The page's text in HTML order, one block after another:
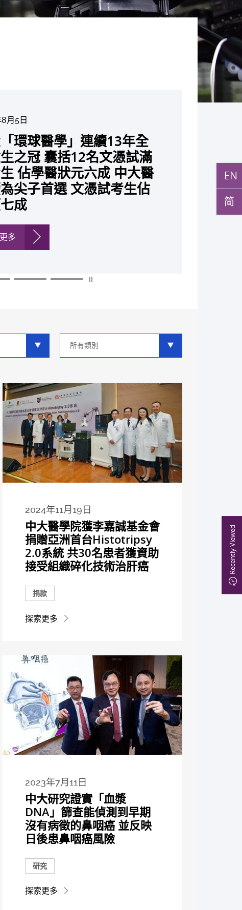
Recently Viewed
EN
简
月5日
環球醫學」連續13年全
之冠 囊括12名文憑試滿
佔學醫狀元六成 中大醫
尖子首選 文憑試考生佔
成
多
月27日
立嶄新 ITECH醫療科技
台 推動健康經濟分析及
療
發「AI-OCT」系統助測
斑水腫 假陽性轉介個案
成 縮短患者輪候診症時
多
秀娟教授獲頒中國工程界
譽「光華工程科技獎」
屆醫藥衞生領域唯一香港
多
設「香港中文大學鳳凰獎
嘉許公開試狀元 鼓勵學
走出課堂放眼世界 裝備
妙手仁醫
多
新一站式PGT-Plus方案
識傳統檢測中複雜基因異
點」 降低人工受孕流產
妊娠風險
多
月22日
現青光眼治療新靶點 小
證實可恢復七成視力 有
嶄新神經保護療法
多
月17日
功拆解肝癌免疫治療耐藥
揭一種免疫細胞具「除
」新功能助癌細胞耐藥性
多
月10日
多名全球專家共同牽頭跨
研究 逾半晚期ALK陽性
人七年無惡化 因特定基
而引起的肺癌有望變成
病」 患者可與病共存
多
月5日
授陳重娥獲頒「清野裕傑
獎」 成為本港首名學者
洲糖尿病教研最高榮譽
多
月2日
聚逾200位區域專家 探討
療保險如何推動全民健康
多
月19日
源津醫生成首位亞洲研究
獲國際泌尿科權威獎項
K. Lattimer 講座獎
多
月14日
得「從實驗室到臨床應
究突破 初步證實GLP-1
改善嚴重中風康復情況
多
分
2024年11月19日
中大醫學院獲李嘉誠基金會
捐贈亞洲首台Histotripsy
2.0系統 共30名患者獲資助
接受組織碎化技術治肝癌
捐款
探索更多
2023年7月11日
中大研究證實「血漿
DNA」篩查能偵測到早期
沒有病徵的鼻咽癌 並反映
日後患鼻咽癌風險
研究
探索更多